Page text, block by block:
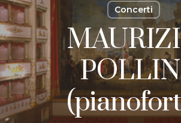
Concerti